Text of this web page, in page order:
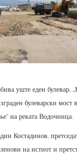
уште еден булевар,
булеварски мост
на реката Водочница.
Костадинов,
на истиот и